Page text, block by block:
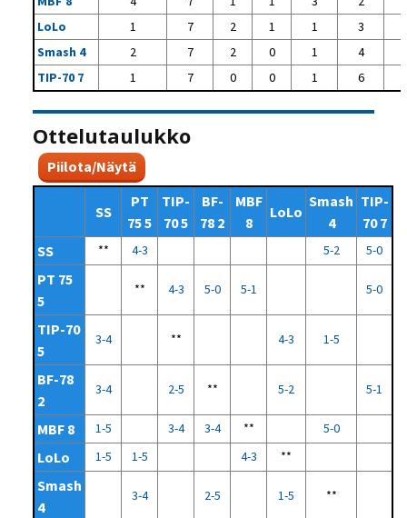
LoLo
1 7 2 1 1 3
Smash 4
2 7 2 0 1
4
TIP-70 7
1 7 0 0 1 6
Ottelutaulukko
Piilota/Näytä
SS
PT
75 5
TIP-
70 5
BF-
78 2
MBF
8
LoLo
Smash
4
TIP-
70 7
SS
** 4-3 5-2 5-0
PT 75
5
** 4-3 5-0 5-1 5-0
TIP-70
5
3-4 ** 4-3 1-5
BF-78
2
3-4 2-5 ** 5-2 5-1
MBF 8 1-5 3-4 3-4 ** 5-0
LoLo 1-5 1-5 4-3 **
Smash
4
3-4 2-5 1-5 **